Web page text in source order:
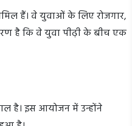
हैं। वे युवाओं के लिए रोजगार,
है कि वे युवा पीढ़ी के बीच एक
है। इस आयोजन में उन्होंने